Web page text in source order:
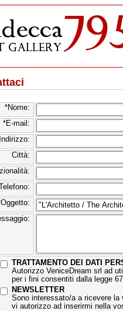
*Nome:
*E-mail:
Indirizzo:
Città:
TRATTAMENTO DEI DATI
Autorizzo VeniceDream srl ad
per i fini consentiti dalla legge
NEWSLETTER
Sono interessato/a a ricevere la
vi autorizzo ad inserirmi nella